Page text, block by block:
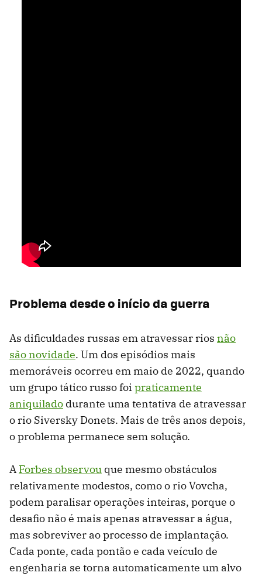
Problema desde o início da guerra
As dificuldades russas em atravessar rios não
são novidade. Um dos episódios mais
memoráveis ​​ocorreu em maio de 2022, quando
um grupo tático russo foi praticamente
aniquilado durante uma tentativa de atravessar
o rio Siversky Donets. Mais de três anos depois,
o problema permanece sem solução.
A Forbes observou que mesmo obstáculos
relativamente modestos, como o rio Vovcha,
podem paralisar operações inteiras, porque o
desafio não é mais apenas atravessar a água,
mas sobreviver ao processo de implantação.
Cada ponte, cada pontão e cada veículo de
engenharia se torna automaticamente um alvo